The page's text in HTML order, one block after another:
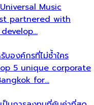
Music
partnered with
องค์กรที่ไม่ซ้ำใคร
5 unique corporate
for…